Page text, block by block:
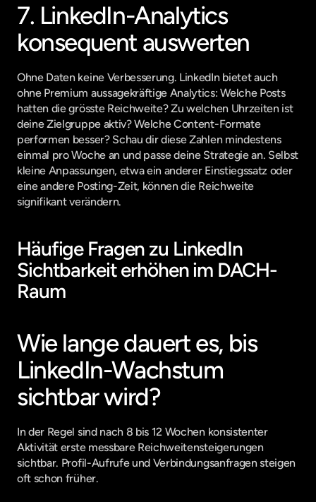
7. LinkedIn-Analytics
konsequent auswerten
Ohne Daten keine Verbesserung. LinkedIn bietet auch
ohne Premium aussagekräftige Analytics: Welche Posts
hatten die grösste Reichweite? Zu welchen Uhrzeiten ist
deine Zielgruppe aktiv? Welche Content-Formate
performen besser? Schau dir diese Zahlen mindestens
einmal pro Woche an und passe deine Strategie an. Selbst
kleine Anpassungen, etwa ein anderer Einstiegssatz oder
eine andere Posting-Zeit, können die Reichweite
signifikant verändern.
Häufige Fragen zu LinkedIn
Sichtbarkeit erhöhen im DACH-
Raum
Wie lange dauert es, bis
LinkedIn-Wachstum
sichtbar wird?
In der Regel sind nach 8 bis 12 Wochen konsistenter
Aktivität erste messbare Reichweitensteigerungen
sichtbar. Profil-Aufrufe und Verbindungsanfragen steigen
oft schon früher.